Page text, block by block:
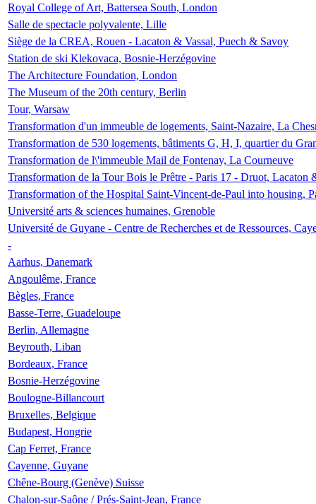
Royal College of Art, Battersea South, London
Salle de spectacle polyvalente, Lille
Siège de la CREA, Rouen - Lacaton & Vassal, Puech & Savoy
Station de ski Klekovaca, Bosnie-Herzégovine
The Architecture Foundation, London
The Museum of the 20th century, Berlin
Tour, Warsaw
Transformation d'un immeuble de logements, Saint-Nazaire, La
Transformation de 530 logements, bâtiments G, H, I, quartier du
Transformation de l\'immeuble Mail de Fontenay, La Courneuve
Transformation de la Tour Bois le Prêtre - Paris 17 - Druot, Lacaton
Transformation of the Hospital Saint-Vincent-de-Paul into housing,
Université arts & sciences humaines, Grenoble
Université de Guyane - Centre de Recherches et de Ressources,
-
Aarhus, Danemark
Angoulême, France
Bègles, France
Basse-Terre, Guadeloupe
Berlin, Allemagne
Beyrouth, Liban
Bordeaux, France
Bosnie-Herzégovine
Boulogne-Billancourt
Bruxelles, Belgique
Budapest, Hongrie
Cap Ferret, France
Cayenne, Guyane
Chêne-Bourg (Genève) Suisse
Chalon-sur-Saône / Prés-Saint-Jean, France